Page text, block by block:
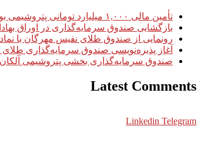
تأمین مالی ۱,۰۰۰ میلیارد تومانی پتروشیمی بوشهر با نقش‌آفرینی سبدگردان مهرگان
بازگشایی صندوق سرمایه‌گذاری در اوراق
رونمایی از صندوق طلای نفیس مهرگان با
آغاز پذیره‌نویسی صندوق سرمایه‌گذاری طلای
صندوق سرمایه‌گذاری بخشی پتروشیمی
Latest Comments
Linkedin Telegram